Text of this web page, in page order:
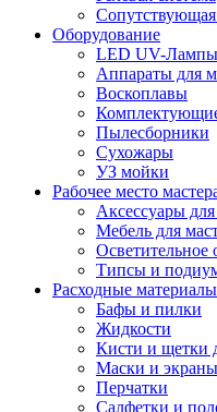
Оборудование
LED UV-Лампы
Аппараты для
Воскоплавы
Пылесборники
Сухожары
УЗ мойки
Рабочее место
Аксессуары для
Мебель для
Осветительное
Типсы и
Расходные материалы
Бафы и пилки
Жидкости
Кисти и щетки
Маски и экраны
Перчатки
Салфетки и